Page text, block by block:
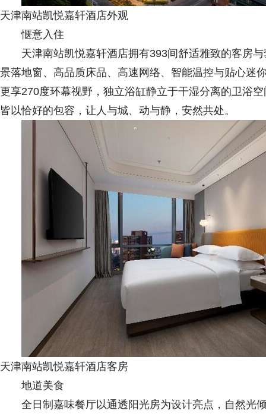
天津南站凯悦嘉轩酒店外观
惬意入住
天津南站凯悦嘉轩酒店拥有393间舒适雅致的客房
景落地窗、高品质床品、高速网络、智能温控与贴心迷
更享270度环幕视野，独立浴缸静立于干湿分离的卫浴
皆以恰好的包容，让人与城、动与静，安然共处。
天津南站凯悦嘉轩酒店客房
地道美食
全日制嘉味餐厅以通透阳光房为设计亮点，自然光